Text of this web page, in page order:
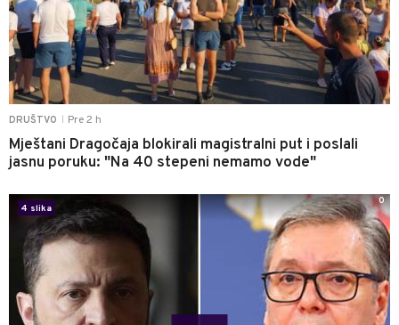
DRUŠTVO Pre 2 h
Mještani Dragočaja blokirali magistralni put i poslali
jasnu poruku: "Na 40 stepeni nemamo vode"
4 slika
0